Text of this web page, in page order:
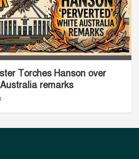
Torches Hanson over
remarks